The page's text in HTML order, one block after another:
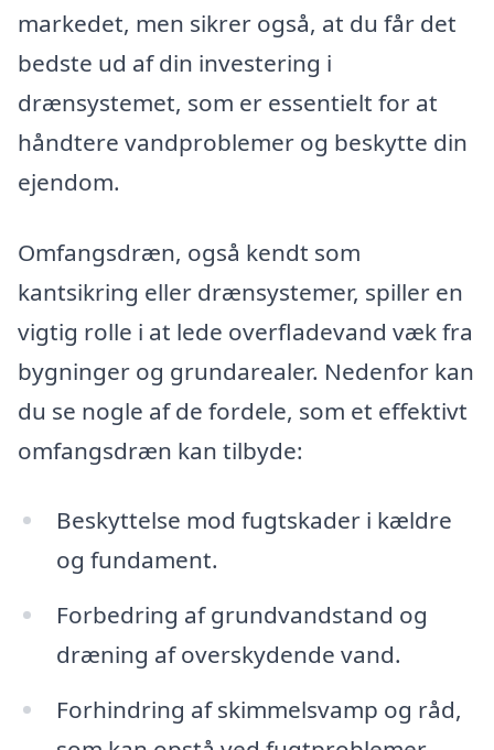
markedet, men sikrer også, at du får det
bedste ud af din investering i
drænsystemet, som er essentielt for at
håndtere vandproblemer og beskytte din
ejendom.
Omfangsdræn, også kendt som
kantsikring eller drænsystemer, spiller en
vigtig rolle i at lede overfladevand væk fra
bygninger og grundarealer. Nedenfor kan
du se nogle af de fordele, som et effektivt
omfangsdræn kan tilbyde:
Beskyttelse mod fugtskader i kældre
og fundament.
Forbedring af grundvandstand og
dræning af overskydende vand.
Forhindring af skimmelsvamp og råd,